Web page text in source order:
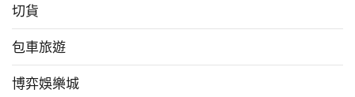
切貨
包車旅遊
博弈娛樂城